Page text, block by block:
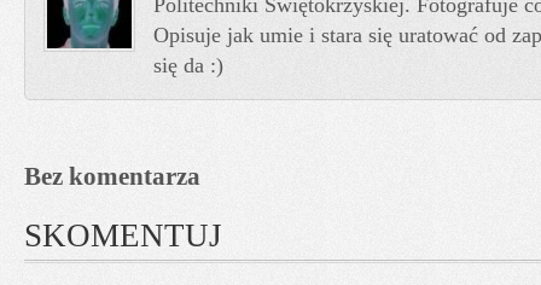
Politechniki Świętokrzyskiej. Fotografuje
Opisuje jak umie i stara się uratować od
się da :)
Bez komentarza
SKOMENTUJ